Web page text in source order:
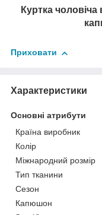
Куртка
Приховати
Характеристики
Основні атрибути
Країна виробник
Колір
Міжнародний розмір
Тип тканини
Сезон
Капюшон